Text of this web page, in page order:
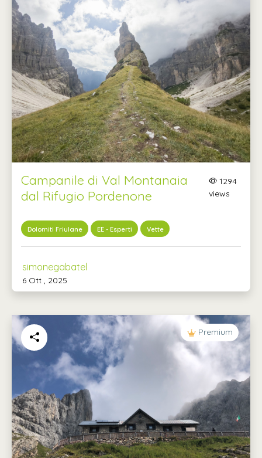
Campanile di Val Montanaia
dal Rifugio Pordenone
1294
views
Dolomiti Friulane EE - Esperti Vette
simonegabatel
6 Ott , 2025
Premium